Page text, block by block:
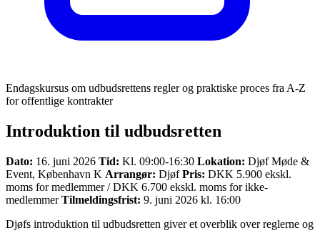
Endagskursus om udbudsrettens regler og praktiske proces fra A-Z
for offentlige kontrakter
Introduktion til udbudsretten
Dato: 16. juni 2026 Tid: Kl. 09:00-16:30 Lokation: Djøf Møde &
Event, København K Arrangør: DjøfPris: DKK 5.900 ekskl.
moms for medlemmer / DKK 6.700 ekskl. moms for ikke-
medlemmerTilmeldingsfrist: 9. juni 2026 kl. 16:00
Djøfs introduktion til udbudsretten giver et overblik over reglerne og